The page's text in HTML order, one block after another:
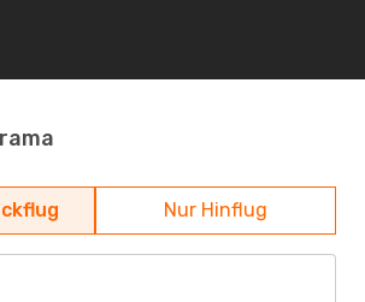
Nur Hinflug